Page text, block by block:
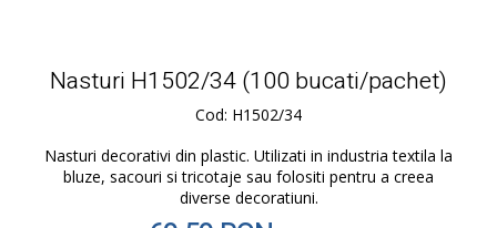
Nasturi H1502/34 (100 bucati/pachet)
Cod: H1502/34
Nasturi decorativi din plastic. Utilizati in industria textila la
bluze, sacouri si tricotaje sau folositi pentru a creea
diverse decoratiuni.